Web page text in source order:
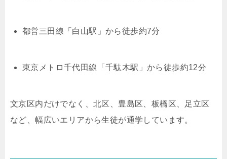
都営三田線「白山駅」から徒歩約7分
東京メトロ千代田線「千駄木駅」から徒歩約12分
文京区内だけでなく、北区、豊島区、板橋区、足立区
など、幅広いエリアから生徒が通学しています。